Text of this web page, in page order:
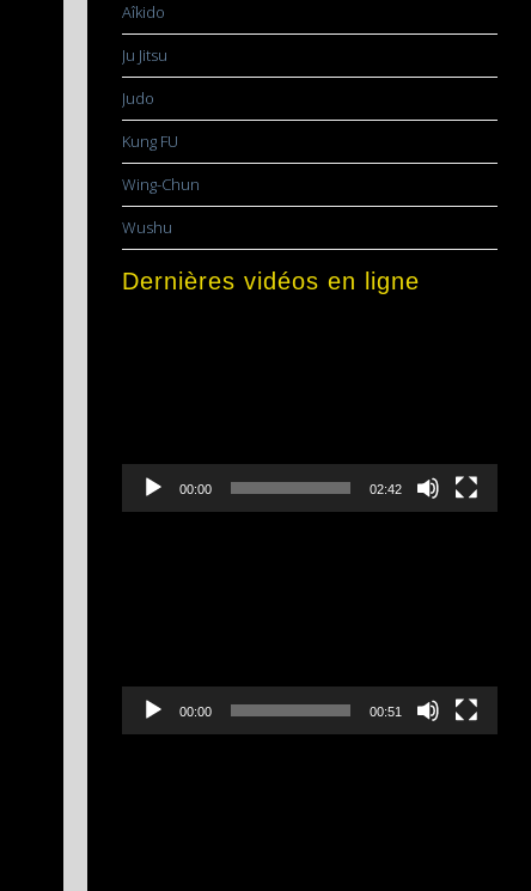
Aîkido
Ju Jitsu
Judo
Kung FU
Wing-Chun
Wushu
Dernières vidéos en ligne
00:00 02:42
00:00 00:51